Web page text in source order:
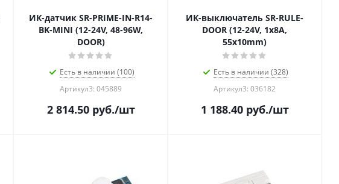
ИК-датчик SR-PRIME-IN-R14-
BK-MINI (12-24V, 48-96W,
DOOR)
Есть в наличии (100)
Артикул3: 045889
2 814.50руб./шт
ИК-выключатель SR-RULE-
DOOR (12-24V, 1x8A,
55x10mm)
Есть в наличии (328)
Артикул3: 036182
1 188.40руб./шт